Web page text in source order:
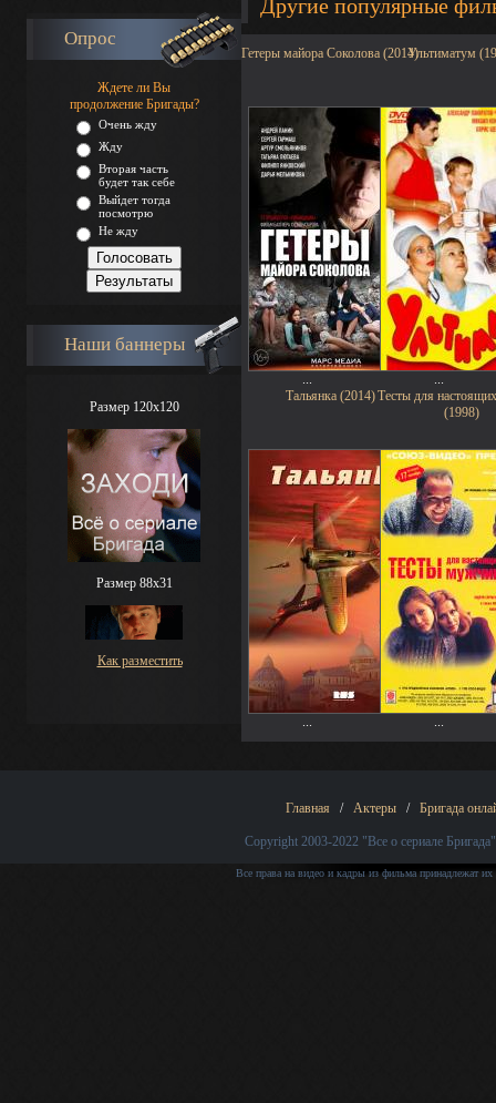
Опрос
Ждете ли Вы
продолжение Бригады?
Очень жду
Жду
Вторая часть
будет так себе
Выйдет тогда
посмотрю
Не жду
Наши баннеры
Размер 120x120
Размер 88х31
Как разместить
Другие популярные
Гетеры майора Соколова (2014)
...
Ультиматум
...
Тальянка (2014)
...
Тесты для
(1998)
...
Главная / Актеры / Бригада
Copyright 2003-2022 "Все о сериале Бригада"
Все права на видео и кадры из фильма принадлежат